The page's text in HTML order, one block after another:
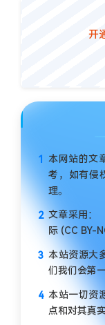
开
本网站的文
考，如有侵
理。
文章采用：
际 (CC BY-
本站资源大
们我们会第
本站一切资
点和对其真